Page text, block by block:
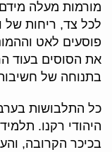
מורמות מעלה
לכל צד, ריחות של
פוסעים לאט
את הסוסים בעוד
בתנוחה של
כל התלבושות
היהודי רקנו.
בכיכר הקרובה,